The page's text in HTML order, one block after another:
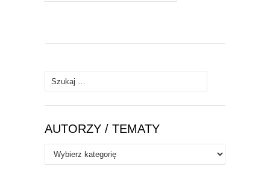
Szukaj:
AUTORZY / TEMATY
Autorzy
/